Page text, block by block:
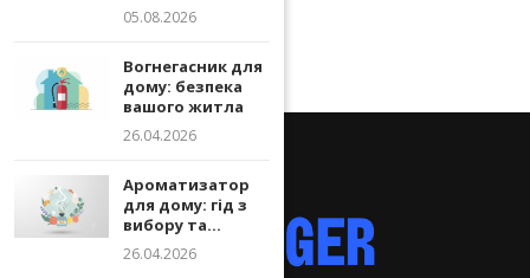
05.08.2026
Вогнегасник для
дому: безпека
вашого житла
26.04.2026
Ароматизатор
для дому: гід з
вибору та...
26.04.2026